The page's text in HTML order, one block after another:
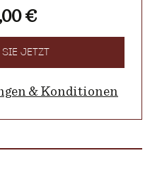
€
JETZT
& Konditionen